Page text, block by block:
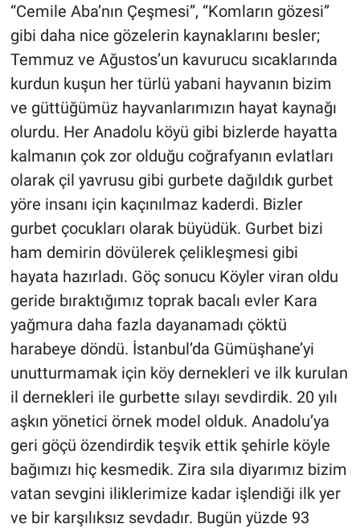
“Cemile Aba’nın Çeşmesi”, “Komların gözesi”
gibi daha nice gözelerin kaynaklarını besler;
Temmuz ve Ağustos’un kavurucu sıcaklarında
kurdun kuşun her türlü yabani hayvanın bizim
ve güttüğümüz hayvanlarımızın hayat kaynağı
olurdu. Her Anadolu köyü gibi bizlerde hayatta
kalmanın çok zor olduğu coğrafyanın evlatları
olarak çil yavrusu gibi gurbete dağıldık gurbet
yöre insanı için kaçınılmaz kaderdi. Bizler
gurbet çocukları olarak büyüdük. Gurbet bizi
ham demirin dövülerek çelikleşmesi gibi
hayata hazırladı. Göç sonucu Köyler viran oldu
geride bıraktığımız toprak bacalı evler Kara
yağmura daha fazla dayanamadı çöktü
harabeye döndü. İstanbul’da Gümüşhane’yi
unutturmamak için köy dernekleri ve ilk kurulan
il dernekleri ile gurbette sılayı sevdirdik. 20 yılı
aşkın yönetici örnek model olduk. Anadolu’ya
geri göçü özendirdik teşvik ettik şehirle köyle
bağımızı hiç kesmedik. Zira sıla diyarımız bizim
vatan sevgini iliklerimize kadar işlendiği ilk yer
ve bir karşılıksız sevdadır. Bugün yüzde 93